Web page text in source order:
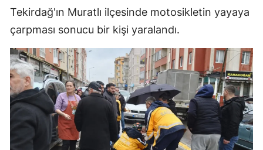
Tekirdağ'ın Muratlı ilçesinde motosikletin yayaya
çarpması sonucu bir kişi yaralandı.